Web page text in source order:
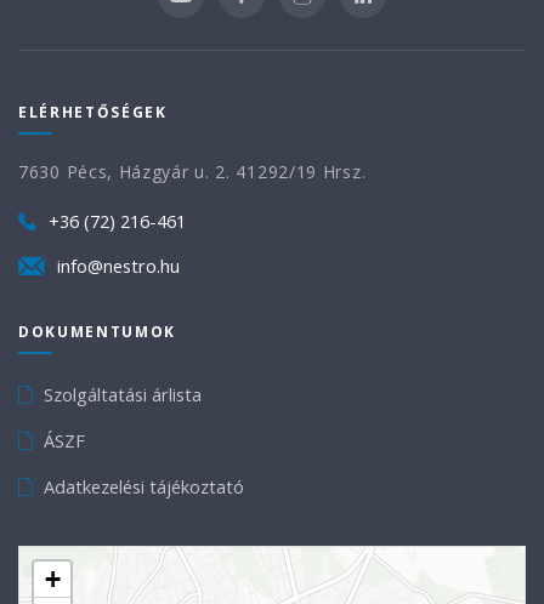
ELÉRHETŐSÉGEK
7630 Pécs, Házgyár u. 2. 41292/19 Hrsz.
+36 (72) 216-461
info@nestro.hu
DOKUMENTUMOK
Szolgáltatási árlista
ÁSZF
Adatkezelési tájékoztató
+